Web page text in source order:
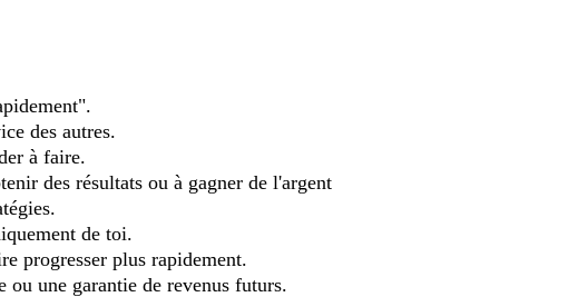
des autres.
à faire.
des résultats ou à gagner de l'argent
de toi.
progresser plus rapidement.
ou une garantie de revenus futurs.